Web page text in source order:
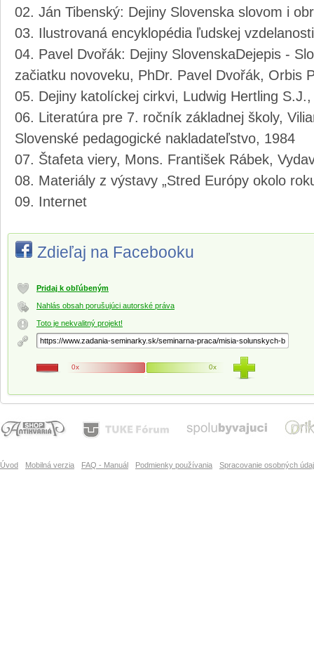
Ján Tibenský: Dejiny Slovenska slovom i
Ilustrovaná encyklopédia ľudskej
Pavel Dvořák: Dejiny SlovenskaDejepis -
začiatku novoveku, PhDr. Pavel Dvořák, Orbis
Dejiny katolíckej cirkvi, Ludwig Hertling
Literatúra pre 7. ročník základnej školy,
Slovenské pedagogické nakladateľstvo, 1984
Štafeta viery, Mons. František Rábek,
Materiály z výstavy „Stred Európy okolo
Internet
Zdieľaj na Facebooku
Pridaj k obľúbeným
Nahlás obsah porušujúci autorské práva
Toto je nekvalitný projekt!
0x 0x
Úvod Mobilná verzia FAQ - Manuál Podmienky používania Spracovanie osobných